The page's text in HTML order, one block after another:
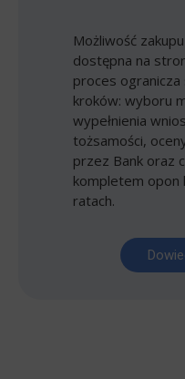
Możliwość
dostępna na
proces
kroków: wyboru
wypełnienia
tożsamości,
przez Bank oraz
kompletem opon
ratach.